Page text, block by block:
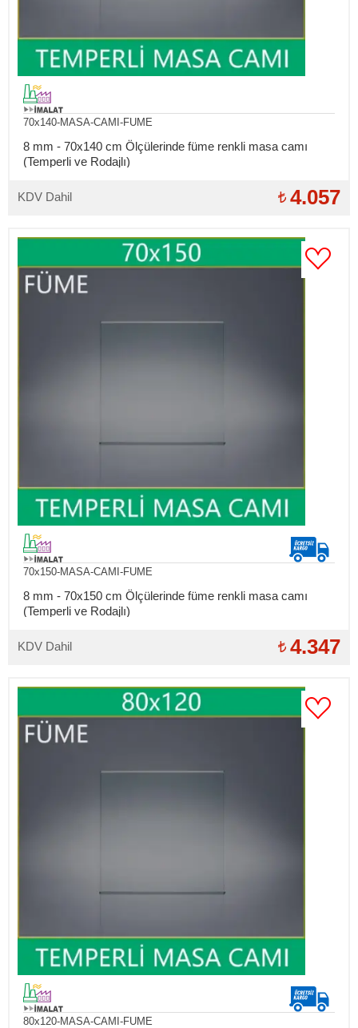
70x140-MASA-CAMI-FUME
8 mm - 70x140 cm Ölçülerinde füme renkli masa camı
(Temperli ve Rodajlı)
KDV Dahil 4.057
70x150-MASA-CAMI-FUME
8 mm - 70x150 cm Ölçülerinde füme renkli masa camı
(Temperli ve Rodajlı)
KDV Dahil 4.347
80x120-MASA-CAMI-FUME